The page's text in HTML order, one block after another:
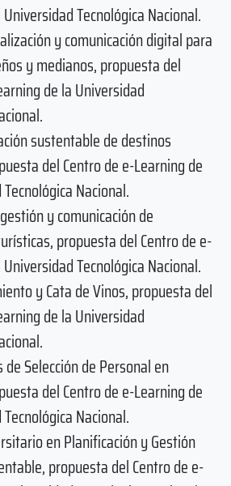
Tecnológica Nacional.
y comunicación digital para
y medianos, propuesta del
de la Universidad
sustentable de destinos
del Centro de e-Learning de
Nacional.
y comunicación de
propuesta del Centro de e-
Tecnológica Nacional.
y Cata de Vinos, propuesta del
de la Universidad
de Selección de Personal en
del Centro de e-Learning de
Nacional.
en Planificación y Gestión
propuesta del Centro de e-